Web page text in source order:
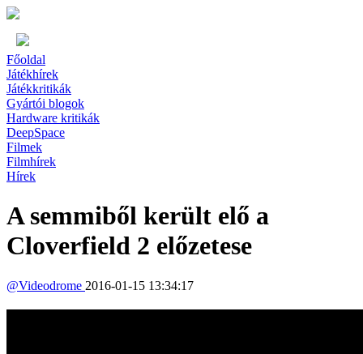
Főoldal
Játékhírek
Játékkritikák
Gyártói blogok
Hardware kritikák
DeepSpace
Filmek
Filmhírek
Hírek
A semmiből került elő a
Cloverfield 2 előzetese
@Videodrome 2016-01-15 13:34:17